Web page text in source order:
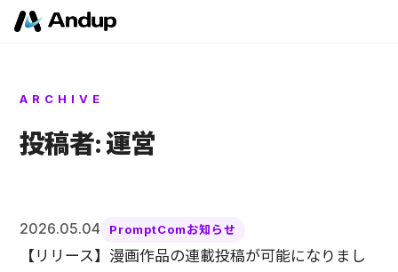
ARCHIVE
投稿者:運営
2026.05.04 PromptComお知らせ
【リリース】漫画作品の連載投稿が可能になりまし